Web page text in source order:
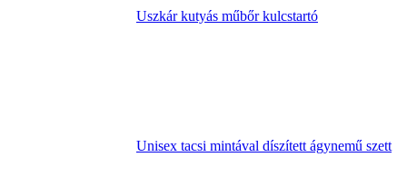
Uszkár kutyás műbőr kulcstartó
Unisex tacsi mintával díszített ágynemű szett